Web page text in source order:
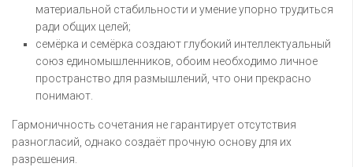
материальной стабильности и умение упорно трудиться
ради общих целей;
семёрка и семёрка создают глубокий интеллектуальный
союз единомышленников, обоим необходимо личное
пространство для размышлений, что они прекрасно
понимают.
Гармоничность сочетания не гарантирует отсутствия
разногласий, однако создаёт прочную основу для их
разрешения.